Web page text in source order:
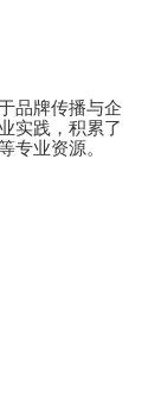
品牌传播与企
实践，积累了
专业资源。